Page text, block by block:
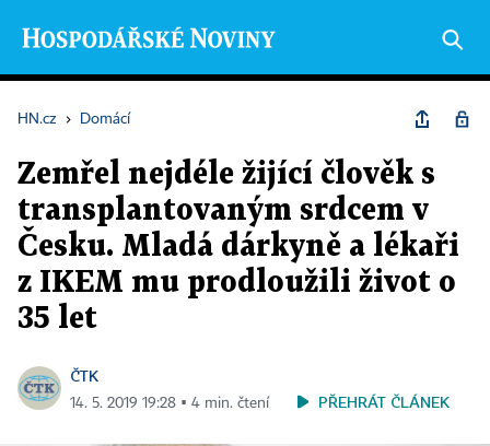
HN.cz › Domácí
Zemřel nejdéle žijící člověk s
transplantovaným srdcem v
Česku. Mladá dárkyně a lékaři
z IKEM mu prodloužili život o
35 let
ČTK
14. 5. 2019 19:28 ▪ 4 min. čtení PŘEHRÁT ČLÁNEK